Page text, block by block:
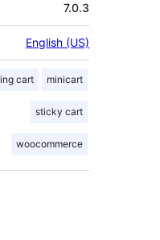
7.0.3
English (US)
cart minicart
sticky cart
woocommerce